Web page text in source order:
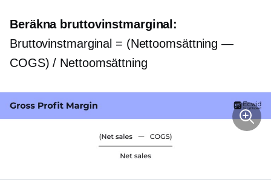
Beräkna bruttovinstmarginal:
Bruttovinstmarginal = (Nettoomsättning —
COGS) / Nettoomsättning